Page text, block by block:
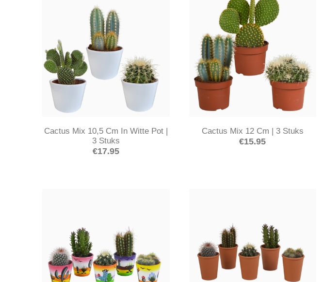
Cactus Mix 10,5 Cm In Witte Pot |
3 Stuks
€17.95
Cactus Mix 12 Cm | 3 Stuks
€15.95